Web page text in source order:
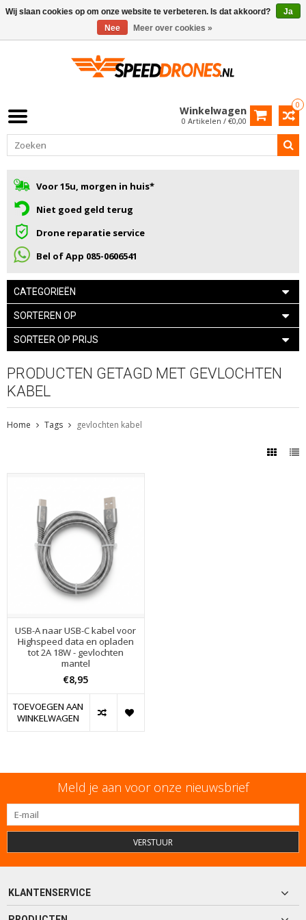
0
Winkelwagen
0 Artikelen / €0,00
Voor 15u, morgen in huis*
Niet goed geld terug
Drone reparatie service
Bel of App 085-0606541
CATEGORIEËN
SORTEREN OP
SORTEER OP PRIJS
PRODUCTEN GETAGD MET GEVLOCHTEN
KABEL
Home Tags gevlochten kabel
USB-A naar USB-C kabel voor
Highspeed data en opladen
tot 2A 18W - gevlochten
mantel
€8,95
TOEVOEGEN AAN
WINKELWAGEN
Meld je aan voor onze nieuwsbrief
VERSTUUR
KLANTENSERVICE
Wij slaan cookies op om onze website te verbeteren. Is dat akkoord?
Ja
Nee
Meer over cookies »